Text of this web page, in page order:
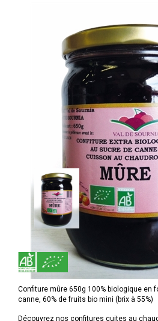
Confiture mûre 650g 100% biologique en
canne, 60% de fruits bio mini (brix à 55%)
Découvrez nos confitures cuites au